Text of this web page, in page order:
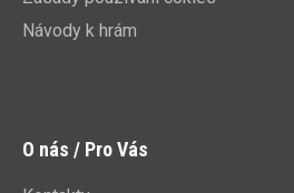
Návody k hrám
O nás / Pro Vás